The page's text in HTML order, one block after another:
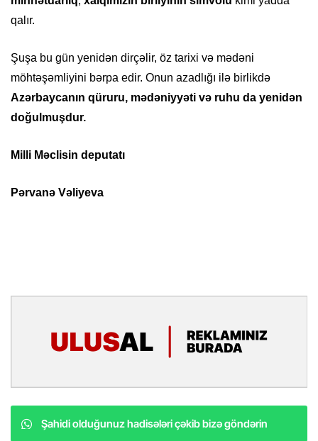
qalır.
Şuşa bu gün yenidən dirçəlir, öz tarixi və mədəni
möhtəşəmliyini bərpa edir. Onun azadlığı ilə birlikdə
Azərbaycanın qüruru, mədəniyyəti və ruhu da yenidən
doğulmuşdur.
Milli Məclisin deputatı
Pərvanə Vəliyeva
Şahidi olduğunuz hadisələri çəkib bizə göndərin